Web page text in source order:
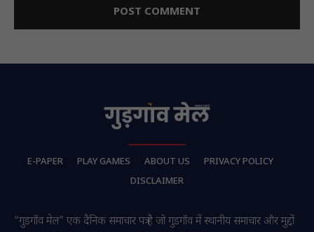
E-PAPER PLAY GAMES ABOUT US
PRIVACY POLICY
DISCLAIMER
“गुडगाँव मेल” एक दैनिक समाचार पत्र है जो गुडगाँव में स्थानीय समाचार और मुद्दों